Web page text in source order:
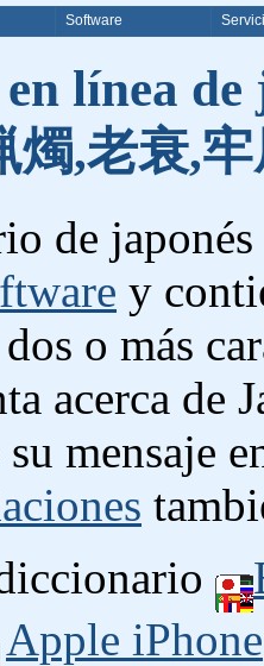
Software
línea
燭,老衰,
de
y
o más
acerca de
mensaje
Apple iPhone